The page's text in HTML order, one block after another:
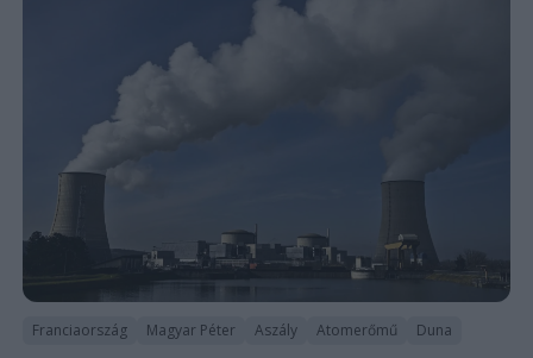
Franciaország Magyar Péter Aszály Atomerőmű Duna